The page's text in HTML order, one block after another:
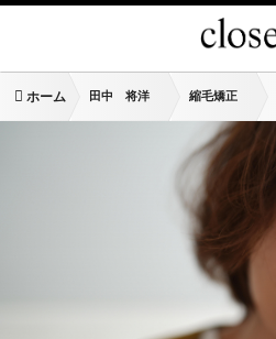
ホーム 田中 将洋 縮毛矯正